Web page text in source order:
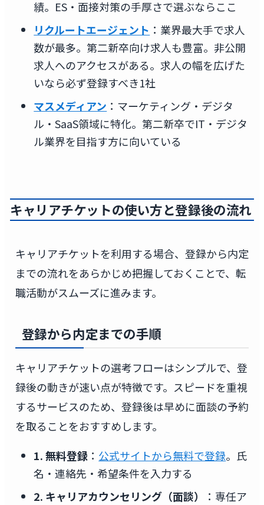
績。ES・面接対策の手厚さで選ぶならここ
リクルートエージェント ：業界最大手で求人
数が最多。第二新卒向け求人も豊富。非公開
求人へのアクセスがある。求人の幅を広げた
いなら必ず登録すべき1社
マスメディアン ：マーケティング・デジタ
ル・SaaS領域に特化。第二新卒でIT・デジタ
ル業界を目指す方に向いている
キャリアチケットの使い方と登録後の流れ
キャリアチケットを利用する場合、登録から内定
までの流れをあらかじめ把握しておくことで、転
職活動がスムーズに進みます。
登録から内定までの手順
キャリアチケットの選考フローはシンプルで、登
録後の動きが速い点が特徴です。スピードを重視
するサービスのため、登録後は早めに面談の予約
を取ることをおすすめします。
1. 無料登録 ： 公式サイトから無料で登録。氏
名・連絡先・希望条件を入力する
2. キャリアカウンセリング（面談）
：専任ア